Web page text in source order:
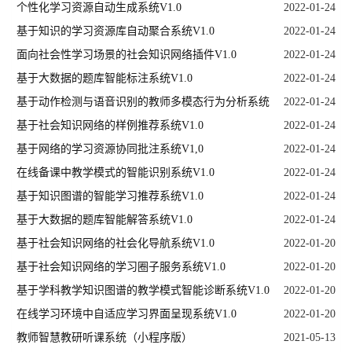
2022-01-24
个性化学习资源自动生成系统V1.0
2022-01-24
基于知识的学习资源库自动聚合系统V1.0
2022-01-24
面向社会性学习场景的社会知识网络插件V1.0
2022-01-24
基于大数据的题库智能标注系统V1.0
2022-01-24
基于动作检测与语音识别的教师多模态行为分析系统
V1.0
2022-01-24
基于社会知识网络的样例推荐系统V1.0
2022-01-24
基于网络的学习资源协同批注系统V1,0
2022-01-24
在线备课中教学模式的智能识别系统V1.0
2022-01-24
基于知识图谱的智能学习推荐系统V1.0
2022-01-24
基于大数据的题库智能解答系统V1.0
2022-01-20
基于社会知识网络的社会化导航系统V1.0
2022-01-20
基于社会知识网络的学习圈子服务系统V1.0
2022-01-20
基于学科教学知识图谱的教学模式智能诊断系统V1.0
2022-01-20
在线学习环境中自适应学习界面呈现系统V1.0
2021-05-13
教师智慧教研听课系统（小程序版）